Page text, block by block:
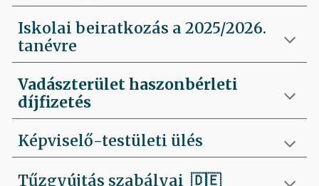
Iskolai beiratkozás a 2025/2026.
tanévre
Vadászterület haszonbérleti
díjfizetés
Képviselő-testületi ülés
Tűzgyújtás szabályai🇩🇪